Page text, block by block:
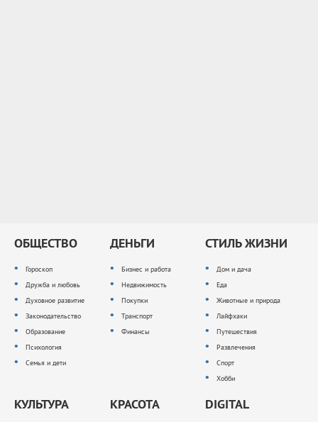
ОБЩЕСТВО
Гороскоп
Дружба и любовь
Духовное развитие
Законодательство
Образование
Психология
Семья и дети
ДЕНЬГИ
Бизнес и работа
Недвижимость
Покупки
Транспорт
Финансы
СТИЛЬ ЖИЗНИ
Дом и дача
Еда
Животные и природа
Лайфхаки
Путешествия
Развлечения
Спорт
Хобби
КУЛЬТУРА КРАСОТА DIGITAL